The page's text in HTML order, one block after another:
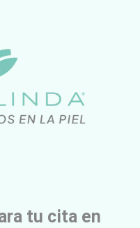
tu cita en